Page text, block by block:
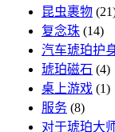
昆虫裹物
复念珠 (14)
汽车琥珀护
琥珀磁石 (4)
桌上游戏 (1)
服务 (8)
对于琥珀大